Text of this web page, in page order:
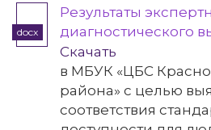
docx
Результаты
диагностического
Скачать
в МБУК «ЦБС
района» с целью
соответствия